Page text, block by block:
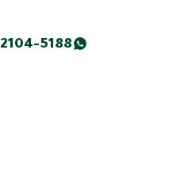
2104-5188